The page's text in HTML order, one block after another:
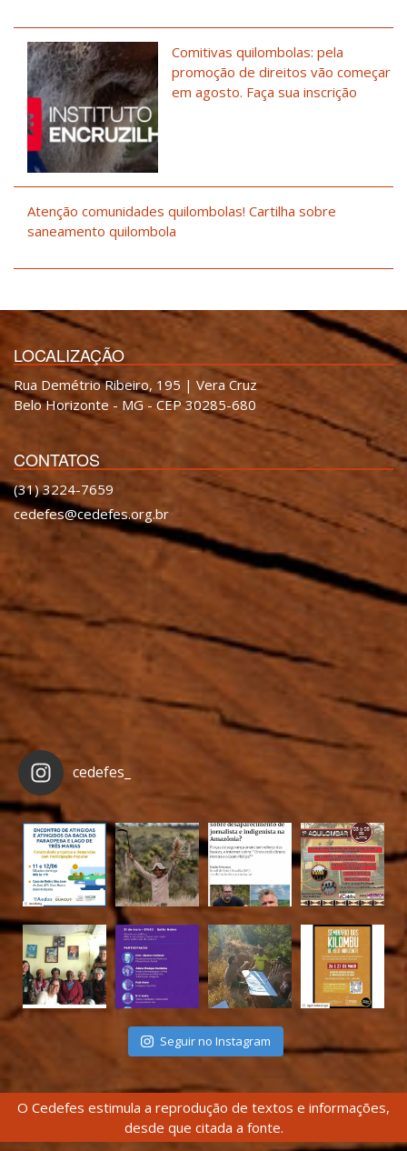
Comitivas quilombolas: pela
promoção de direitos vão começar
em agosto. Faça sua inscrição
Atenção comunidades quilombolas! Cartilha sobre
saneamento quilombola
LOCALIZAÇÃO
Rua Demétrio Ribeiro, 195 | Vera Cruz
Belo Horizonte - MG - CEP 30285-680
CONTATOS
(31) 3224-7659
cedefes@cedefes.org.br
cedefes_
Seguir no Instagram
O Cedefes estimula a reprodução de textos e informações,
desde que citada a fonte.